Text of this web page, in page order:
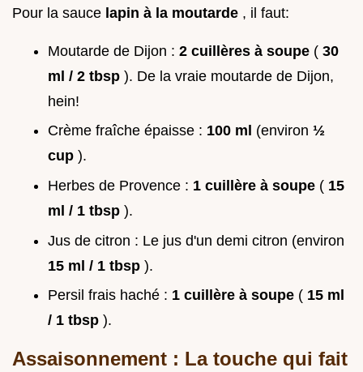
Pour la sauce lapin à la moutarde , il faut:
Moutarde de Dijon : 2 cuillères à soupe ( 30
ml / 2 tbsp ). De la vraie moutarde de Dijon,
hein!
Crème fraîche épaisse : 100 ml (environ ½
cup ).
Herbes de Provence : 1 cuillère à soupe ( 15
ml / 1 tbsp ).
Jus de citron : Le jus d'un demi citron (environ
15 ml / 1 tbsp ).
Persil frais haché : 1 cuillère à soupe ( 15 ml
/ 1 tbsp ).
Assaisonnement : La touche qui fait